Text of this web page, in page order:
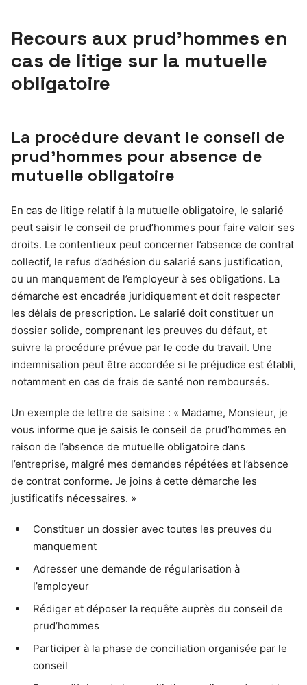
Recours aux prud’hommes en
cas de litige sur la mutuelle
obligatoire
La procédure devant le conseil de
prud’hommes pour absence de
mutuelle obligatoire
En cas de litige relatif à la mutuelle obligatoire, le salarié
peut saisir le conseil de prud’hommes pour faire valoir ses
droits. Le contentieux peut concerner l’absence de contrat
collectif, le refus d’adhésion du salarié sans justification,
ou un manquement de l’employeur à ses obligations. La
démarche est encadrée juridiquement et doit respecter
les délais de prescription. Le salarié doit constituer un
dossier solide, comprenant les preuves du défaut, et
suivre la procédure prévue par le code du travail. Une
indemnisation peut être accordée si le préjudice est établi,
notamment en cas de frais de santé non remboursés.
Un exemple de lettre de saisine : « Madame, Monsieur, je
vous informe que je saisis le conseil de prud’hommes en
raison de l’absence de mutuelle obligatoire dans
l’entreprise, malgré mes demandes répétées et l’absence
de contrat conforme. Je joins à cette démarche les
justificatifs nécessaires. »
Constituer un dossier avec toutes les preuves du
manquement
Adresser une demande de régularisation à
l’employeur
Rédiger et déposer la requête auprès du conseil de
prud’hommes
Participer à la phase de conciliation organisée par le
conseil